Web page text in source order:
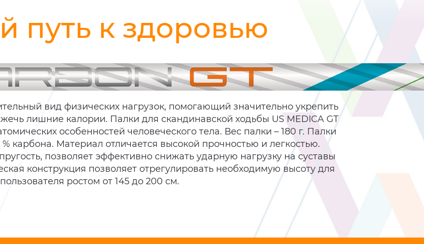
путь к здоровью
вид физических нагрузок, помогающий значительно укрепить
лишние калории. Палки для скандинавской ходьбы US MEDICA GT
особенностей человеческого тела. Вес палки – 180 г. Палки
карбона. Материал отличается высокой прочностью и легкостью.
позволяет эффективно снижать ударную нагрузку на суставы
конструкция позволяет отрегулировать необходимую высоту для
пользователя ростом от 145 до 200 см.